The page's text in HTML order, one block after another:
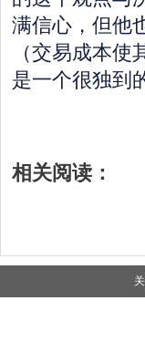
满信心，但他
（交易成本
是一个很独到
相关阅读：